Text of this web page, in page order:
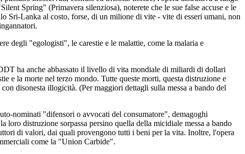
Spring" (Primavera silenziosa), noterete che le sue false accuse e le
Sri-Lanka al costo, forse, di un milione di vite - vite di esseri umani, non
degli "egologisti", le carestie e le malattie, come la malaria e
ha anche abbassato il livello di vita mondiale di miliardi di dollari
e la morte nel terzo mondo. Tutte queste morti, questa distruzione e
disonesta illogicità. (Per maggiori dettagli sulla messa a bando del
nominati "difensori o avvocati del consumatore", demagoghi
distruzione sorpassa persino quella della micidiale messa a bando
di valori, dai quali provengono tutti i beni per la vita. Inoltre, l'opera
come la "Union Carbide".